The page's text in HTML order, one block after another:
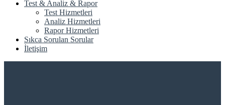
Test & Analiz & Rapor
Test Hizmetleri
Analiz Hizmetleri
Rapor Hizmetleri
Sıkca Sorulan Sorular
İletişim